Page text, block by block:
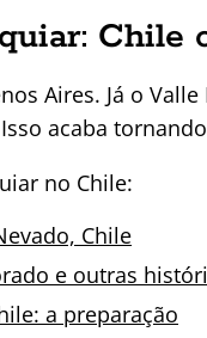
Chile
Aires. Já o
acaba
no Chile:
Chile
e outras
a preparação